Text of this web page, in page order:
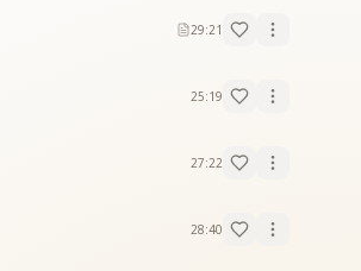
29:21
25:19
27:22
28:40